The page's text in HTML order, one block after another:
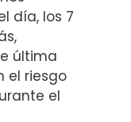
día, los 7
última
el riesgo
el